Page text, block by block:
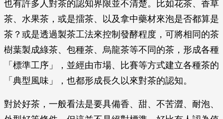
也有許多人對茶的認知界限並不清楚。比如花茶、香草
茶、水果茶，或是擂茶、以及拿中藥材來泡是否都算是
茶？或是透過製茶工法來控制發酵程度，可將相同的茶
樹葉製成綠茶、包種茶、烏龍茶等不同的茶，形成各種
「標準工序」，並經由市場、比賽等方式建立各種茶的
「典型風味」，也都形成長久以來對茶的認知。
對於好茶，一般看法是要具備香、甜、不苦澀、耐泡、